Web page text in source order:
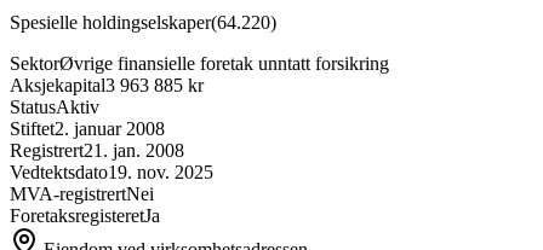
Spesielle holdingselskaper(64.220)
SektorØvrige finansielle foretak unntatt forsikring
Aksjekapital3 963 885 kr
StatusAktiv
Stiftet2. januar 2008
Registrert21. jan. 2008
Vedtektsdato19. nov. 2025
MVA-registrertNei
ForetaksregisteretJa